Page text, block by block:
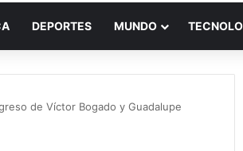
DEPORTES MUNDO
de Víctor Bogado y Guadalupe